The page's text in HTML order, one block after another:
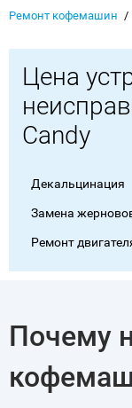
Ремонт кофемашин
Цена
Candy
Декальцинация
Замена
Ремонт
Почему